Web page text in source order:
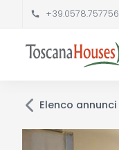
+39.0578.757756
Elenco annunci